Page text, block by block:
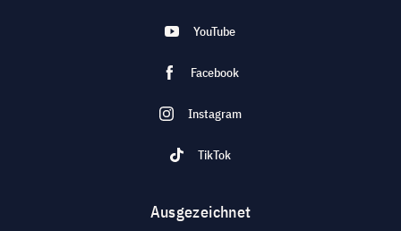
YouTube
Facebook
Instagram
TikTok
Ausgezeichnet